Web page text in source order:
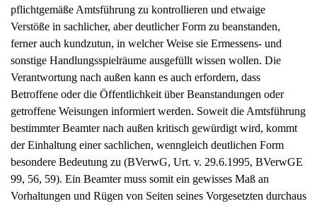
pflichtgemäße Amtsführung zu kontrollieren und etwaige
Verstöße in sachlicher, aber deutlicher Form zu beanstanden,
ferner auch kundzutun, in welcher Weise sie Ermessens- und
sonstige Handlungsspielräume ausgefüllt wissen wollen. Die
Verantwortung nach außen kann es auch erfordern, dass
Betroffene oder die Öffentlichkeit über Beanstandungen oder
getroffene Weisungen informiert werden. Soweit die Amtsführung
bestimmter Beamter nach außen kritisch gewürdigt wird, kommt
der Einhaltung einer sachlichen, wenngleich deutlichen Form
besondere Bedeutung zu (BVerwG, Urt. v. 29.6.1995, BVerwGE
99, 56, 59). Ein Beamter muss somit ein gewisses Maß an
Vorhaltungen und Rügen von Seiten seines Vorgesetzten durchaus